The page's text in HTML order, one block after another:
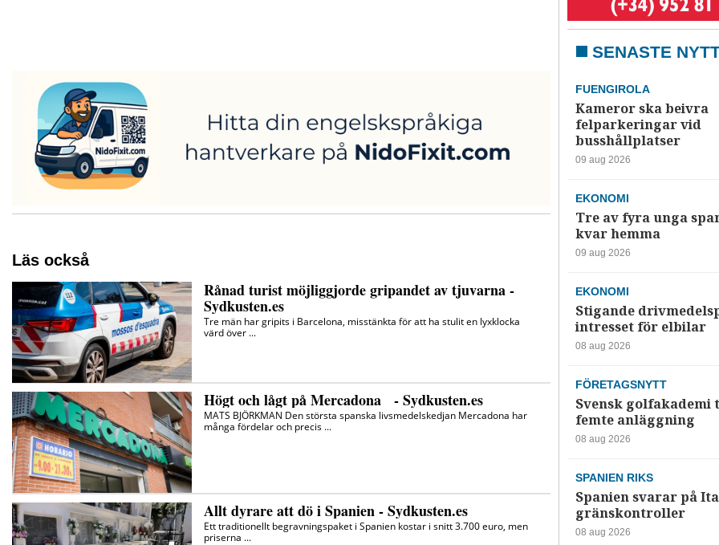
SENASTE
FUENGIROLA
Kameror ska beivra
felparkeringar vid
busshållplatser
09 aug 2026
EKONOMI
Tre av fyra unga
kvar hemma
09 aug 2026
EKONOMI
Stigande
intresset för elbilar
08 aug 2026
FÖRETAGSNYTT
Svensk golfakademi
femte anläggning
08 aug 2026
SPANIEN RIKS
Spanien svarar på
gränskontroller
08 aug 2026